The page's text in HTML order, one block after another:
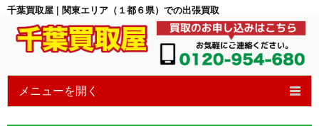
千葉買取屋 | 関東エリア（１都６県）での出張買取
メニューを開く